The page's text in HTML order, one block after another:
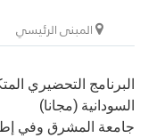
المبنى الرئيسي
البرنامج التحضيري
السودانية (مجانا)
جامعة المشرق وفي